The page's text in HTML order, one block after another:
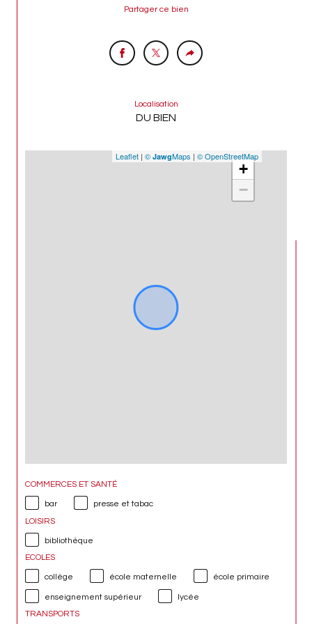
Partager ce bien
Localisation
DU BIEN
+
−
Leaflet | © JawgMaps | © OpenStreetMap
COMMERCES ET SANTÉ
bar
presse et tabac
LOISIRS
bibliothèque
ECOLES
collège école maternelle école primaire
enseignement supérieur
lycée
TRANSPORTS